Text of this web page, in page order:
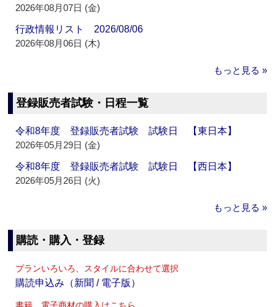
2026年08月07日 (金)
行政情報リスト 2026/08/06
2026年08月06日 (木)
もっと見る »
登録販売者試験・日程一覧
令和8年度 登録販売者試験 試験日 【東日本】
2026年05月29日 (金)
令和8年度 登録販売者試験 試験日 【西日本】
2026年05月26日 (火)
もっと見る »
購読・購入・登録
プランいろいろ、スタイルに合わせて選択
購読申込み（新聞 / 電子版）